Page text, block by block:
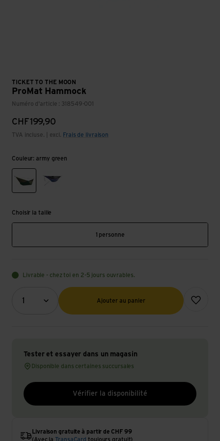
TICKET TO THE MOON
ProMat Hammock
Numéro d'article : 318549-001
CHF199,90
TVA incluse. | excl. Frais de livraison
Couleur: army green
army green
Choisir la taille
1 personne
Livrable - chez toi en 2-5 jours ouvrables.
1
Quantité (optionnel)
Ajouter au panier
Ajouter à
Tester et essayer dans un magasin
Disponible dans certaines succursales
Vérifier la disponibilité
Livraison gratuite à partir de CHF 99
(Avec la
TransaCard toujours gratuit)